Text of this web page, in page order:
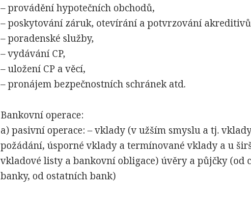
– provádění hypotečních obchodů,
– poskytování záruk, otevírání a potvrzování
– poradenské služby,
– vydávání CP,
– uložení CP a věcí,
– pronájem bezpečnostních schránek atd.
Bankovní operace:
a) pasivní operace: – vklady (v užším smyslu a tj.
požádání, úsporné vklady a termínované vklady a u
vkladové listy a bankovní obligace) úvěry a půjčky (od
banky, od ostatních bank)